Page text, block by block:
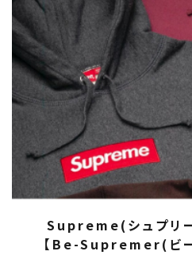
Supreme(シュプリ
【Be-Supremer(ビー